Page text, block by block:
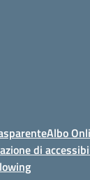
Albo
di